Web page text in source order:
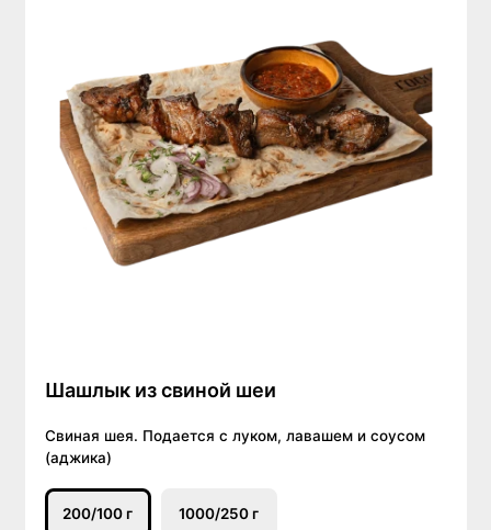
Шашлык из свиной шеи
Свиная шея. Подается с луком, лавашем и соусом
(аджика)
200/100 г 1000/250 г